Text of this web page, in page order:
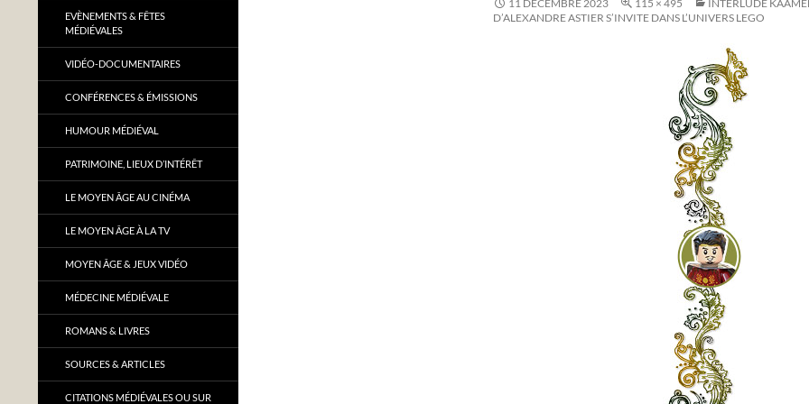
11 DÉCEMBRE 2023 115 × 495
INTERLUDE
D’ALEXANDRE ASTIER S’INVITE DANS L’UNIVERS LEGO
EVÈNEMENTS & FÊTES
MÉDIÉVALES
VIDÉO-DOCUMENTAIRES
CONFÉRENCES & ÉMISSIONS
HUMOUR MÉDIÉVAL
PATRIMOINE, LIEUX D’INTÉRÊT
LE MOYEN ÂGE AU CINÉMA
LE MOYEN ÂGE À LA TV
MOYEN ÂGE & JEUX VIDÉO
MÉDECINE MÉDIÉVALE
ROMANS & LIVRES
SOURCES & ARTICLES
CITATIONS MÉDIÉVALES OU SUR